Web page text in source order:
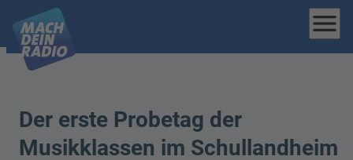
menu
Der erste Probetag der
Musikklassen im Schullandheim